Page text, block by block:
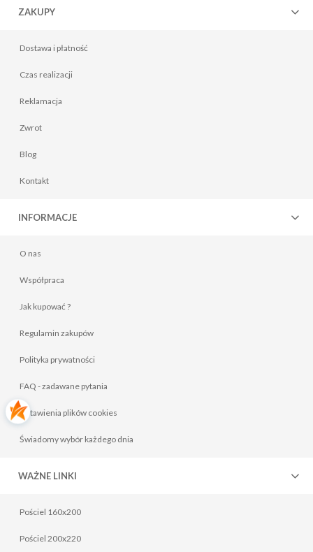
ZAKUPY
Dostawa i płatność
Czas realizacji
Reklamacja
Zwrot
Blog
Kontakt
INFORMACJE
O nas
Współpraca
Jak kupować ?
Regulamin zakupów
Polityka prywatności
FAQ - zadawane pytania
Ustawienia plików cookies
Świadomy wybór każdego dnia
WAŻNE LINKI
Pościel 160x200
Pościel 200x220